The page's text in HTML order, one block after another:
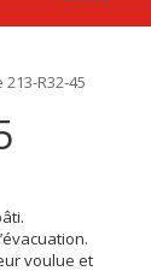
R32-45
voulue et